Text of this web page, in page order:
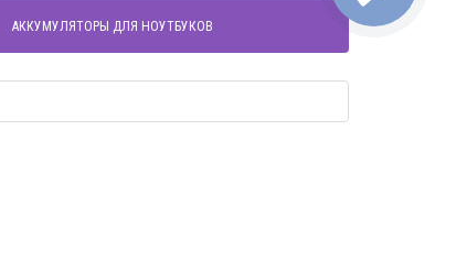
АККУМУЛЯТОРЫ ДЛЯ НОУТБУКОВ